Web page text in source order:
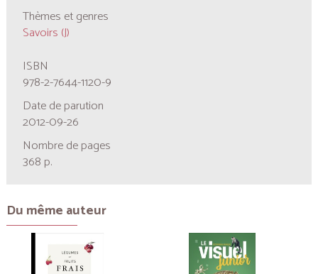
Thèmes et genres
Savoirs (J)
ISBN
978-2-7644-1120-9
Date de parution
2012-09-26
Nombre de pages
368 p.
Du même auteur